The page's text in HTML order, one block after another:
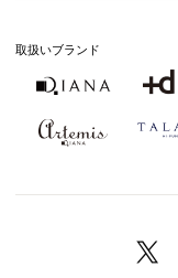
取扱いブランド